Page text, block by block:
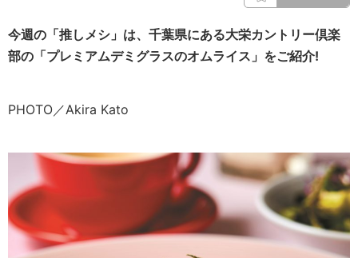
今週の「推しメシ」は、千葉県にある大栄カントリー倶楽
部の「プレミアムデミグラスのオムライス 」をご紹介!
PHOTO／Akira Kato